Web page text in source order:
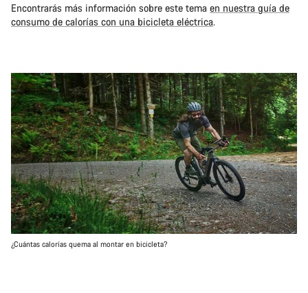
Encontrarás más información sobre este tema en nuestra guía de
consumo de calorías con una bicicleta eléctrica.
¿Cuántas calorías quema al montar en bicicleta?